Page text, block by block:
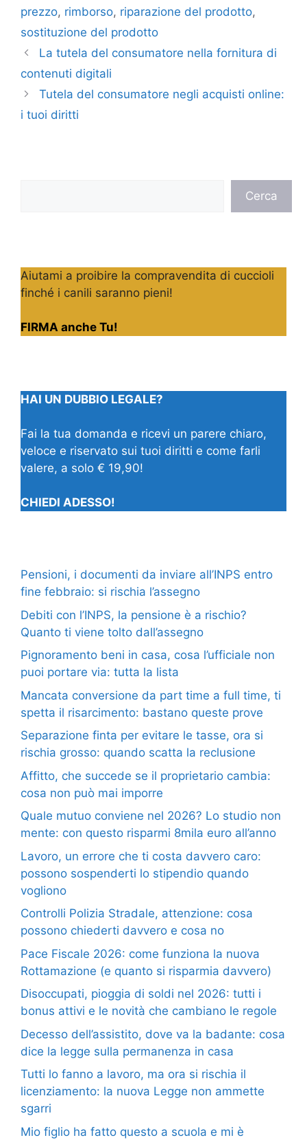
prezzo, rimborso, riparazione del prodotto,
sostituzione del prodotto
La tutela del consumatore nella fornitura di
contenuti digitali
Tutela del consumatore negli acquisti online:
i tuoi diritti
Cerca
Aiutami a proibire la compravendita di cuccioli
finché i canili saranno pieni!
FIRMA anche Tu!
HAI UN DUBBIO LEGALE?
Fai la tua domanda e ricevi un parere chiaro,
veloce e riservato sui tuoi diritti e come farli
valere, a solo € 19,90!
CHIEDI ADESSO!
Pensioni, i documenti da inviare all’INPS entro
fine febbraio: si rischia l’assegno
Debiti con l’INPS, la pensione è a rischio?
Quanto ti viene tolto dall’assegno
Pignoramento beni in casa, cosa l’ufficiale non
puoi portare via: tutta la lista
Mancata conversione da part time a full time, ti
spetta il risarcimento: bastano queste prove
Separazione finta per evitare le tasse, ora si
rischia grosso: quando scatta la reclusione
Affitto, che succede se il proprietario cambia:
cosa non può mai imporre
Quale mutuo conviene nel 2026? Lo studio non
mente: con questo risparmi 8mila euro all’anno
Lavoro, un errore che ti costa davvero caro:
possono sospenderti lo stipendio quando
vogliono
Controlli Polizia Stradale, attenzione: cosa
possono chiederti davvero e cosa no
Pace Fiscale 2026: come funziona la nuova
Rottamazione (e quanto si risparmia davvero)
Disoccupati, pioggia di soldi nel 2026: tutti i
bonus attivi e le novità che cambiano le regole
Decesso dell’assistito, dove va la badante: cosa
dice la legge sulla permanenza in casa
Tutti lo fanno a lavoro, ma ora si rischia il
licenziamento: la nuova Legge non ammette
sgarri
Mio figlio ha fatto questo a scuola e mi è